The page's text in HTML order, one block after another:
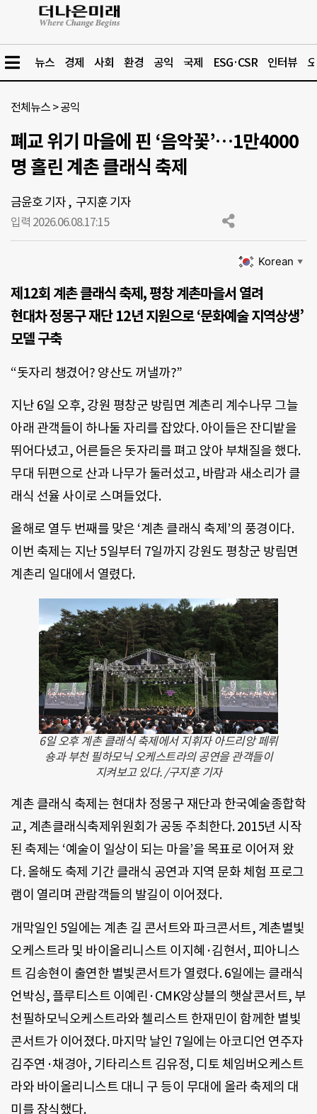
뉴스 경제 사회 환경 공익 국제 ESG·CSR 인터뷰
전체뉴스 >공익
폐교 위기 마을에 핀 ‘음악꽃’…1만4000
명 홀린 계촌 클래식 축제
금윤호 기자, 구지훈 기자
입력 2026.06.08.17:15
Korean ▼
제12회 계촌 클래식 축제, 평창 계촌마을서 열려
현대차 정몽구 재단 12년 지원으로 ‘문화예술 지역상생’
모델 구축
“돗자리 챙겼어? 양산도 꺼낼까?”
지난 6일 오후, 강원 평창군 방림면 계촌리 계수나무 그늘
아래 관객들이 하나둘 자리를 잡았다. 아이들은 잔디밭을
뛰어다녔고, 어른들은 돗자리를 펴고 앉아 부채질을 했다.
무대 뒤편으로 산과 나무가 둘러섰고, 바람과 새소리가 클
래식 선율 사이로 스며들었다.
올해로 열두 번째를 맞은 ‘계촌 클래식 축제’의 풍경이다.
이번 축제는 지난 5일부터 7일까지 강원도 평창군 방림면
계촌리 일대에서 열렸다.
6일 오후 계촌 클래식 축제에서 지휘자 아드리앙 페뤼
숑과 부천 필하모닉 오케스트라의 공연을 관객들이
지켜보고 있다. /구지훈 기자
계촌 클래식 축제는 현대차 정몽구 재단과 한국예술종합학
교, 계촌클래식축제위원회가 공동 주최한다. 2015년 시작
된 축제는 ‘예술이 일상이 되는 마을’을 목표로 이어져 왔
다. 올해도 축제 기간 클래식 공연과 지역 문화 체험 프로그
램이 열리며 관람객들의 발길이 이어졌다.
개막일인 5일에는 계촌 길 콘서트와 파크콘서트, 계촌별빛
오케스트라 및 바이올리니스트 이지혜·김현서, 피아니스
트 김송현이 출연한 별빛콘서트가 열렸다. 6일에는 클래식
언박싱, 플루티스트 이예린·CMK앙상블의 햇살콘서트, 부
천필하모닉오케스트라와 첼리스트 한재민이 함께한 별빛
콘서트가 이어졌다. 마지막 날인 7일에는 아코디언 연주자
김주연·채경아, 기타리스트 김유정, 디토 체임버오케스트
라와 바이올리니스트 대니 구 등이 무대에 올라 축제의 대
미를 장식했다.